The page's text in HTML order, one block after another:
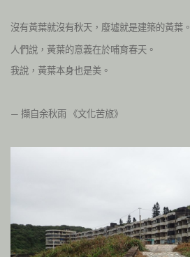
沒有黃葉就沒有秋天，廢墟就是建築的黃葉。
人們說，黃葉的意義在於哺育春天。
我說，黃葉本身也是美。
— 擷自余秋雨 《文化苦旅》